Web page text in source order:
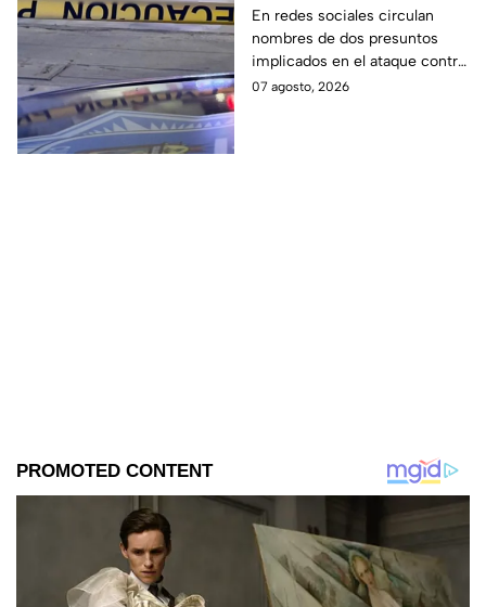
presuntos implicados
en ataque contra César
Gastélum en Culiacán
En redes sociales circulan
nombres de dos presuntos
implicados en el ataque contra
el creador de contenido César
07 agosto, 2026